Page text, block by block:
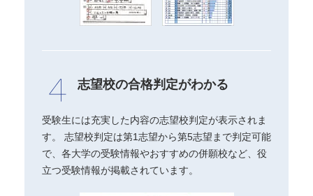
志望校の合格判定がわかる
受験生には充実した内容の志望校判定が表示されま
す。 志望校判定は第1志望から第5志望まで判定可能
で、各大学の受験情報やおすすめの併願校など、役
立つ受験情報が掲載されています。